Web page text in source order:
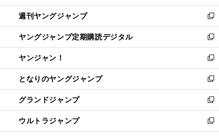
開
く
ウ
で
開
く
ン
ド
ウ
で
開
く
ウ
ィ
ン
ド
ウ
で
開
く
週刊ヤングジャンプ
新
し
い
ウ
ィ
ン
ド
ウ
で
開
く
ヤングジャンプ定期購読デジタル
新
し
い
ウ
ィ
ン
ド
ウ
で
開
ヤンジャン！
新
し
い
ウ
ィ
ン
ド
ウ
となりのヤングジャンプ
新
し
い
ウ
ィ
ン
グランドジャンプ
新
し
い
ウ
ウルトラジャンプ
新
し